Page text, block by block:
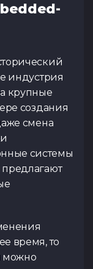
индустрия
крупные
создания
смена
системы
время, то
можно